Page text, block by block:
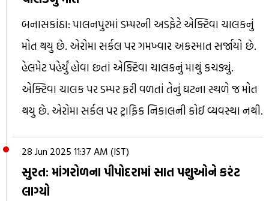
બનાસકાંઠા: પાલનપુરમાં ડમ્પરની અડફેટે એક્ટિવા ચાલકનું
મોત થયુ છે. એરોમા સર્કલ પર ગમખ્વાર અકસ્માત સર્જાયો છે.
હેલમેટ પહેર્યું હોવા છતાં એક્ટિવા ચાલકનું માથું કચડ્યું.
એક્ટિવા ચાલક પર ડમ્પર ફરી વળતાં તેનું ઘટના સ્થળે જ મોત
થયુ છે. એરોમા સર્કલ પર ટ્રાફિક નિકાલની કોઈ વ્યવસ્થા નથી.
28 Jun 2025 11:37 AM (IST)
સુરત: માંગરોળના પીપોદરામાં સાત પશુઓને કરંટ
લાગ્યો